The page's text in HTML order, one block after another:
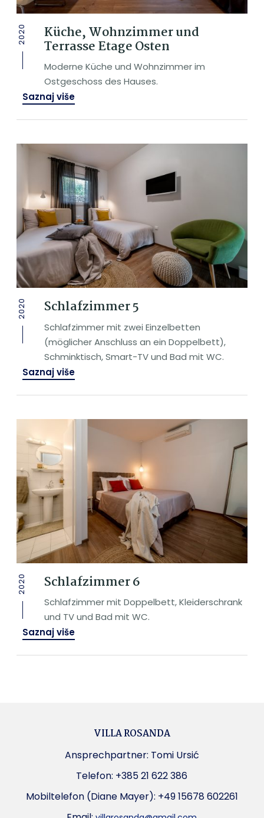
2020 Küche, Wohnzimmer und
Terrasse Etage Osten
Moderne Küche und Wohnzimmer im
Ostgeschoss des Hauses.
Saznaj više
2020 Schlafzimmer 5
Schlafzimmer mit zwei Einzelbetten
(möglicher Anschluss an ein Doppelbett),
Schminktisch, Smart-TV und Bad mit WC.
Saznaj više
2020 Schlafzimmer 6
Schlafzimmer mit Doppelbett, Kleiderschrank
und TV und Bad mit WC.
Saznaj više
VILLA ROSANDA
Ansprechpartner: Tomi Ursić
Telefon: +385 21 622 386
Mobiltelefon (Diane Mayer): +49 15678 602261